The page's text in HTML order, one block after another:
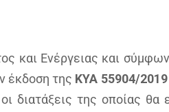
και Ενέργειας και
έκδοση της ΚΥΑ 55904/
διατάξεις της οποίας θα